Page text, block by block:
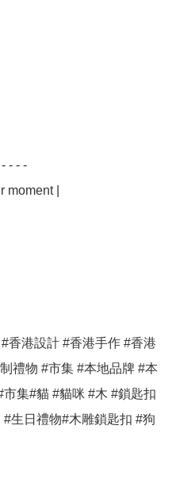
- - -
moment |
香港設計 #香港手作 #香港
禮物 #市集 #本地品牌 #本
集#貓 #貓咪 #木 #鎖匙扣
生日禮物#木雕鎖匙扣 #狗